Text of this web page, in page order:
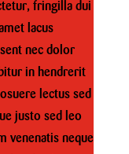
fringilla dui
lacus
nec dolor
in hendrerit
lectus sed
justo sed leo
venenatis neque